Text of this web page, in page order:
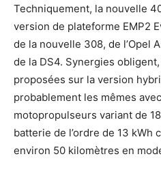
Techniquement, la nouvelle
version de plateforme EMP2
de la nouvelle 308, de l’Opel
de la DS4. Synergies
proposées sur la version
probablement les mêmes
motopropulseurs variant de
batterie de l’ordre de 13 kWh
environ 50 kilomètres en